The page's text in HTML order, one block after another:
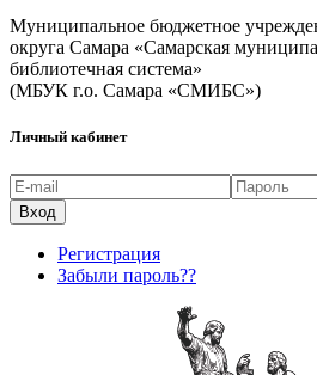
Муниципальное бюджетное
округа Самара «Самарская
библиотечная система»
(МБУК г.о. Самара «СМИБС»)
Личный кабинет
Регистрация
Забыли пароль??